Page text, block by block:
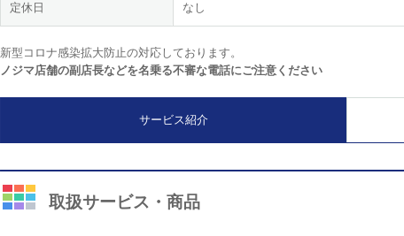
定休日 なし
新型コロナ感染拡大防止の対応しております。
ノジマ店舗の副店長などを名乗る不審な電話にご注意ください
サービス紹介
取扱サービス・商品